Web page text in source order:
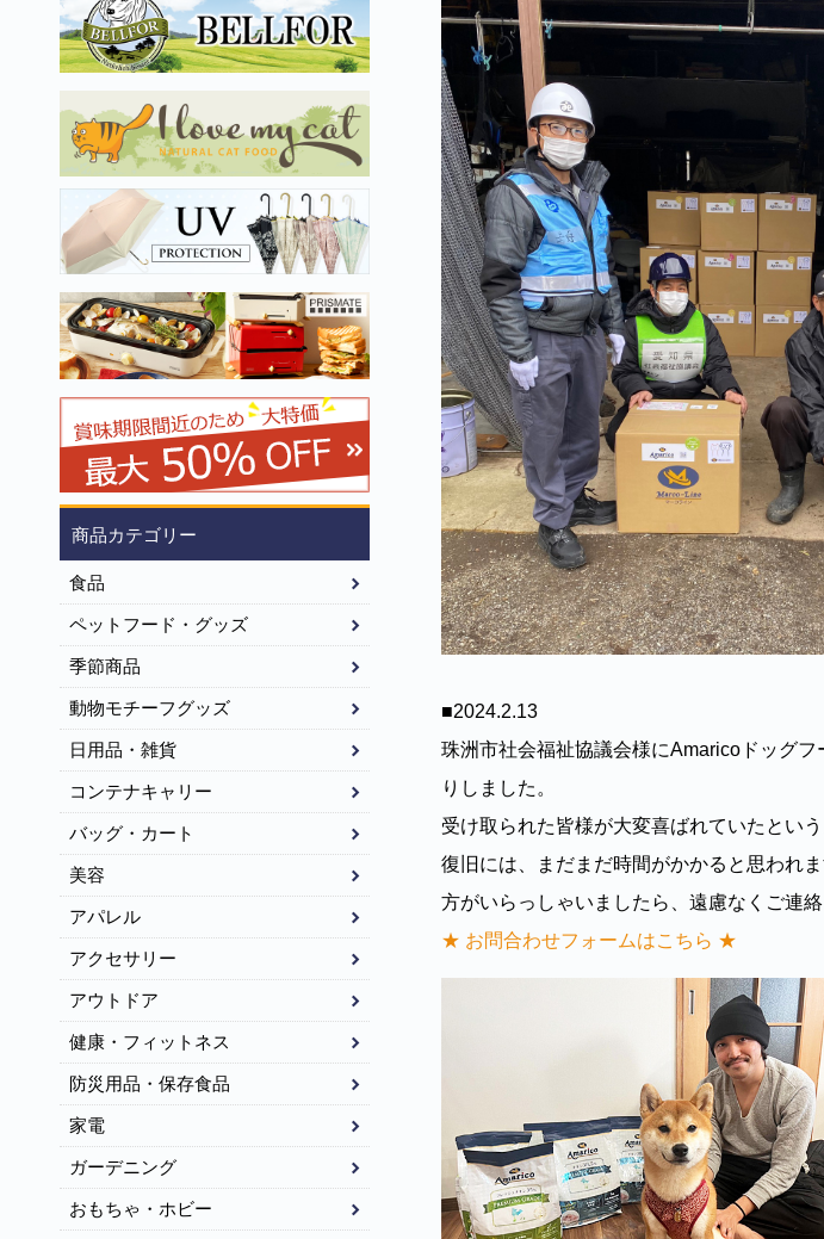
■2024.2.13
珠洲市社会福祉協議会様にAmaricoドッグ
りしました。
受け取られた皆様が大変喜ばれていたとい
復旧には、まだまだ時間がかかると思われ
方がいらっしゃいましたら、遠慮なくご連絡
★ お問合わせフォームはこちら ★
商品カテゴリー
食品
ペットフード・グッズ
季節商品
動物モチーフグッズ
日用品・雑貨
コンテナキャリー
バッグ・カート
美容
アパレル
アクセサリー
アウトドア
健康・フィットネス
防災用品・保存食品
家電
ガーデニング
おもちゃ・ホビー